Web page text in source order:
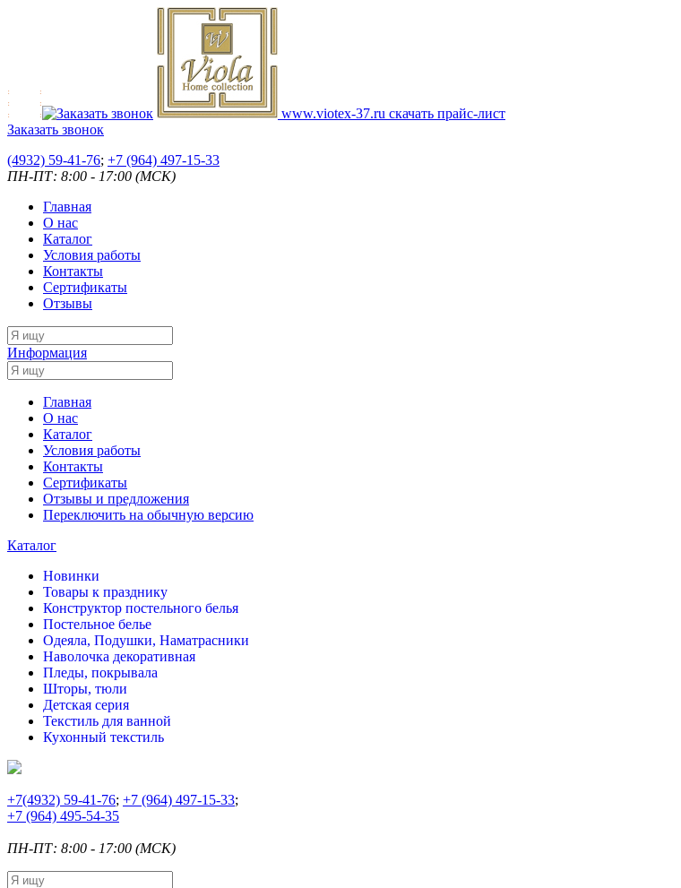
www.viotex-37.ru скачать прайс-лист
Заказать звонок
(4932) 59-41-76; +7 (964) 497-15-33
ПН-ПТ: 8:00 - 17:00 (МСК)
Главная
О нас
Каталог
Условия работы
Контакты
Сертификаты
Отзывы
Информация
Главная
О нас
Каталог
Условия работы
Контакты
Сертификаты
Отзывы и предложения
Переключить на обычную версию
Каталог
Новинки
Товары к празднику
Конструктор постельного белья
Постельное белье
Одеяла, Подушки, Наматрасники
Наволочка декоративная
Пледы, покрывала
Шторы, тюли
Детская серия
Текстиль для ванной
Кухонный текстиль
+7(4932) 59-41-76; +7 (964) 497-15-33;
+7 (964) 495-54-35
ПН-ПТ: 8:00 - 17:00 (МСК)